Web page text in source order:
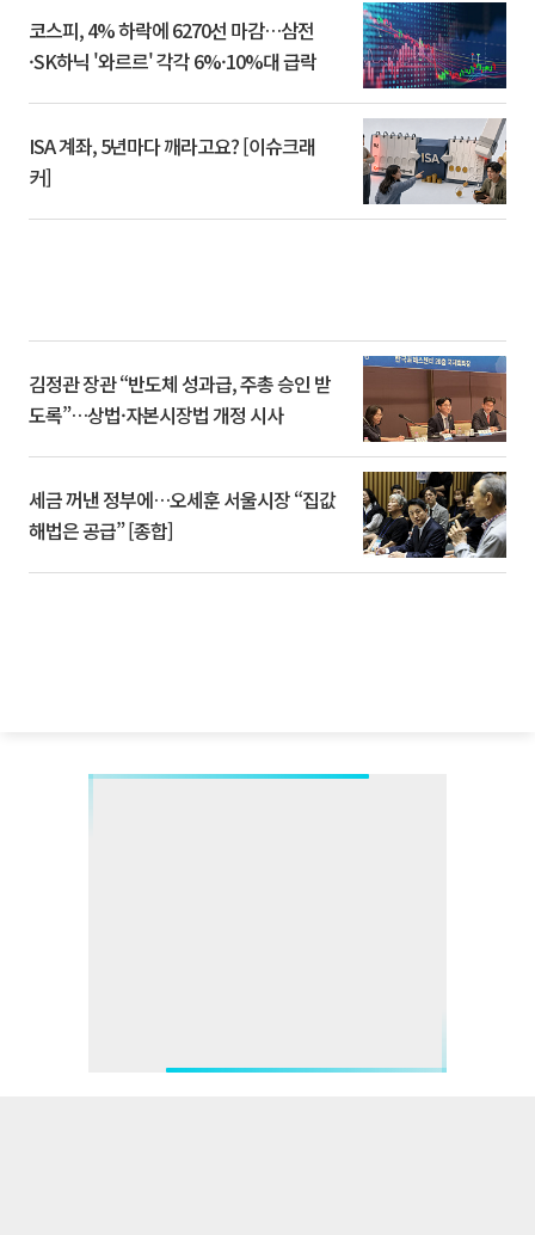
코스피, 4% 하락에 6270선 마감…삼전
·SK하닉 '와르르' 각각 6%·10%대 급락
ISA 계좌, 5년마다 깨라고요? [이슈크래
커]
김정관 장관 “반도체 성과급, 주총 승인 받
도록”…상법·자본시장법 개정 시사
세금 꺼낸 정부에…오세훈 서울시장 “집값
해법은 공급” [종합]